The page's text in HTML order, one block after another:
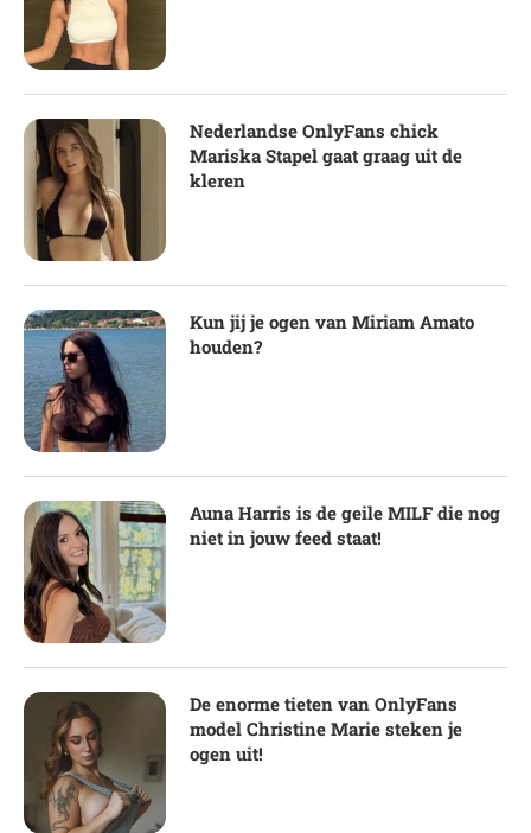
Nederlandse OnlyFans chick
Mariska Stapel gaat graag uit de
kleren
Kun jij je ogen van Miriam Amato
houden?
Auna Harris is de geile MILF die nog
niet in jouw feed staat!
De enorme tieten van OnlyFans
model Christine Marie steken je
ogen uit!